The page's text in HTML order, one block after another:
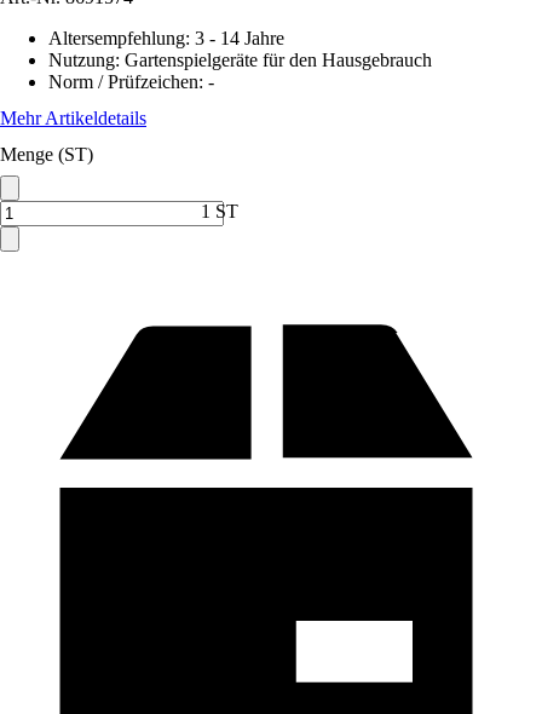
Altersempfehlung: 3 - 14 Jahre
Nutzung: Gartenspielgeräte für den Hausgebrauch
Norm / Prüfzeichen: -
Mehr Artikeldetails
Menge (ST)
1 ST